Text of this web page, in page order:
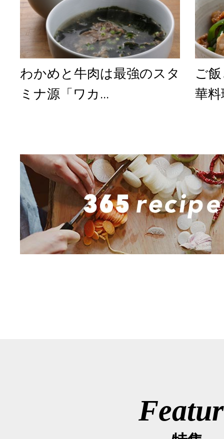
わかめと牛肉は最強のスタ
ミナ源「ワカ...
ご
華料